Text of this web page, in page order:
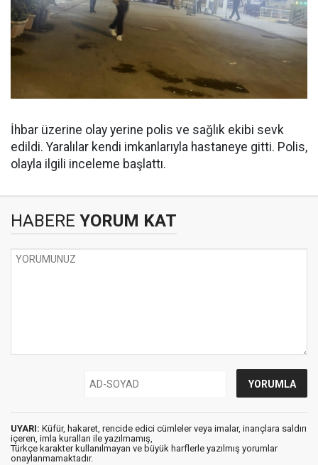
İhbar üzerine olay yerine polis ve sağlık ekibi sevk
edildi. Yaralılar kendi imkanlarıyla hastaneye gitti. Polis,
olayla ilgili inceleme başlattı.
HABERE YORUM KAT
UYARI: Küfür, hakaret, rencide edici cümleler veya imalar, inançlara saldırı
içeren, imla kuralları ile yazılmamış,
Türkçe karakter kullanılmayan ve büyük harflerle yazılmış yorumlar
onaylanmamaktadır.